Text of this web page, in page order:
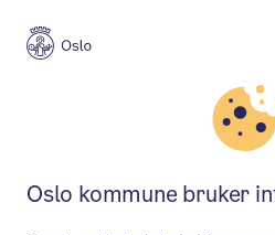
Spiller du etisk,
Oslo kommune bruker